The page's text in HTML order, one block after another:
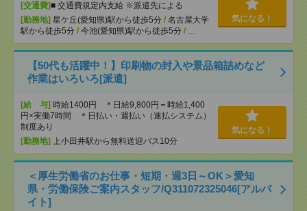
[交通費]■ 交通費規定内支給 ※派遣先による
[勤務地] 星ケ丘(愛知県)駅から徒歩5分 / 名古屋大学
駅から徒歩5分 / 今池(愛知県)駅から徒歩5分 / …
気になる！
【50代も活躍中！】印刷物の封入や景品箱詰めなど
作業はいろいろ[派遣]
[給 与] 時給1400円 ＊日給9,800円＝時給1,400
円×実働7時間 ＊日払い・週払い（速払システム）
制度あり
[勤務地] 上小田井駅から無料送迎バス10分
気になる！
＜厚生労働省のお仕事・短期・週3日～OK＞愛知
県・労働保険ご案内スタッフ/Q311072325046[アルバ
イト]